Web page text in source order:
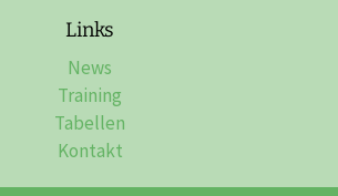
Links
News
Training
Tabellen
Kontakt